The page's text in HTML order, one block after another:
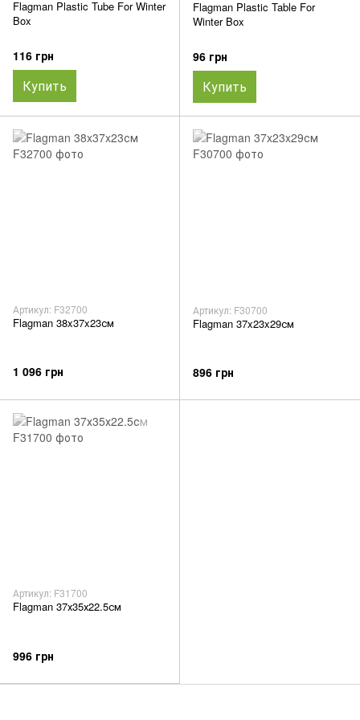
Flagman Plastic Tube For Winter
Box
116 грн
Купить
Flagman Plastic Table For
Winter Box
96 грн
Купить
Артикул: F32700
Flagman 38x37x23см
1 096 грн
Артикул: F30700
Flagman 37x23x29см
896 грн
Артикул: F31700
Flagman 37х35х22.5см
996 грн